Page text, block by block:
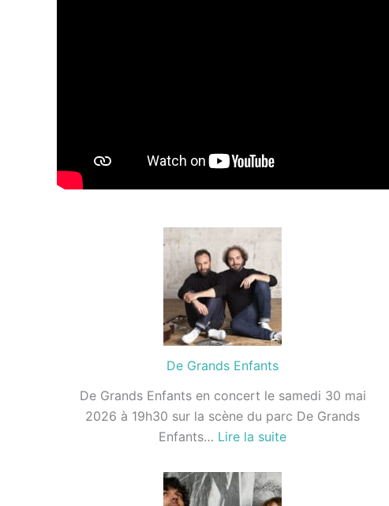
De Grands Enfants
De Grands Enfants en concert le samedi 30 mai
2026 à 19h30 sur la scène du parc De Grands
Enfants… Lire la suite: